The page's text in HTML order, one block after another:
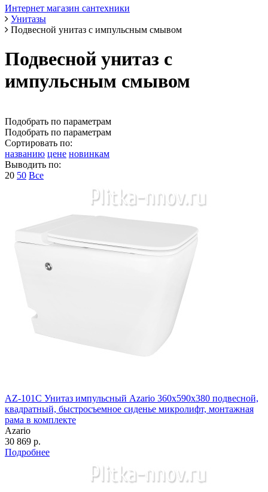
Интернет магазин сантехники
Унитазы
Подвесной унитаз с импульсным смывом
Подвесной унитаз с
импульсным смывом
Подобрать по параметрам
Подобрать по параметрам
Сортировать по:
названию цене новинкам
Выводить по:
20 50 Все
AZ-101C Унитаз импульсный Azario 360х590х380 подвесной,
квадратный, быстросъемное сиденье микролифт, монтажная
рама в комплекте
Azario
30 869 р.
Подробнее